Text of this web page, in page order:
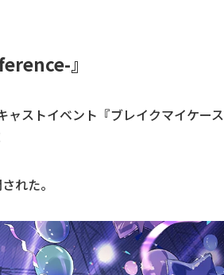
』
ャストイベント『ブレイクマイケース
れた。